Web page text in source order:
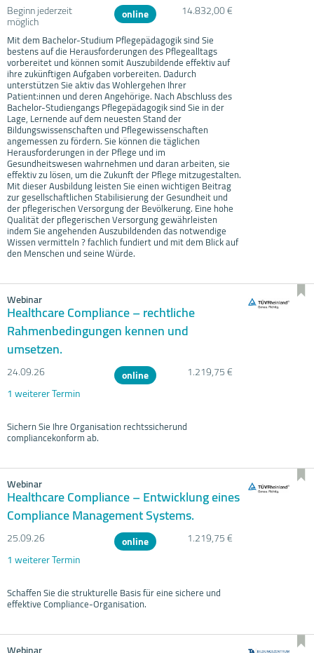
Beginn jederzeit
möglich online 14.832,00 €
Mit dem Bachelor-Studium Pflegepädagogik sind Sie
bestens auf die Herausforderungen des Pflegealltags
vorbereitet und können somit Auszubildende effektiv auf
ihre zukünftigen Aufgaben vorbereiten. Dadurch
unterstützen Sie aktiv das Wohlergehen Ihrer
Patient:innen und deren Angehörige. Nach Abschluss des
Bachelor-Studiengangs Pflegepädagogik sind Sie in der
Lage, Lernende auf dem neuesten Stand der
Bildungswissenschaften und Pflegewissenschaften
angemessen zu fördern. Sie können die täglichen
Herausforderungen in der Pflege und im
Gesundheitswesen wahrnehmen und daran arbeiten, sie
effektiv zu lösen, um die Zukunft der Pflege mitzugestalten.
Mit dieser Ausbildung leisten Sie einen wichtigen Beitrag
zur gesellschaftlichen Stabilisierung der Gesundheit und
der pflegerischen Versorgung der Bevölkerung. Eine hohe
Qualität der pflegerischen Versorgung gewährleisten
indem Sie angehenden Auszubildenden das notwendige
Wissen vermitteln ? fachlich fundiert und mit dem Blick auf
den Menschen und seine Würde.
Webinar
Healthcare Compliance – rechtliche
Rahmenbedingungen kennen und
umsetzen.
24.09.26 online
1.219,75 €
1 weiterer Termin
Sichern Sie Ihre Organisation rechtssicherund
compliancekonform ab.
Webinar
Healthcare Compliance – Entwicklung eines
Compliance Management Systems.
25.09.26 online
1.219,75 €
1 weiterer Termin
Schaffen Sie die strukturelle Basis für eine sichere und
effektive Compliance-Organisation.